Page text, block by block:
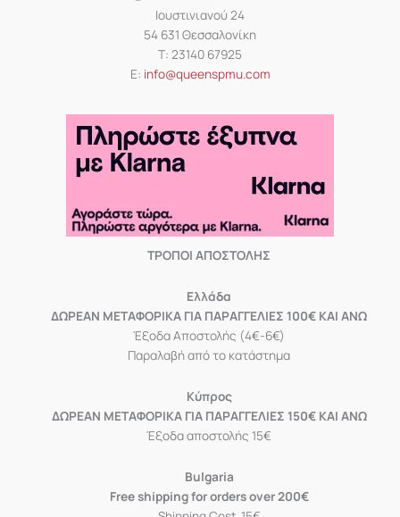
Ιουστινιανού 24
54 631 Θεσσαλονίκη
Τ: 23140 67925
Ε: info@queenspmu.com
ΤΡΟΠΟΙ ΑΠΟΣΤΟΛΗΣ
Eλλάδα
ΔΩΡΕΑΝ ΜΕΤΑΦΟΡΙΚΑ ΓΙΑ ΠΑΡΑΓΓΕΛΙΕΣ 100€ ΚΑΙ ΑΝΩ
Έξοδα Αποστολής (4€-6€)
Παραλαβή από το κατάστημα
Κύπρος
ΔΩΡΕΑΝ ΜΕΤΑΦΟΡΙΚΑ ΓΙΑ ΠΑΡΑΓΓΕΛΙΕΣ 150€ ΚΑΙ ΑΝΩ
Έξοδα αποστολής 15€
Bulgaria
Free shipping for orders over 200€